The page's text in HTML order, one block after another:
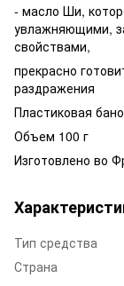
- масло Ши,
увлажняющими,
свойствами,
прекрасно
раздражения
Пластиковая
Объем 100 г
Изготовлено во
Тип средства
Страна